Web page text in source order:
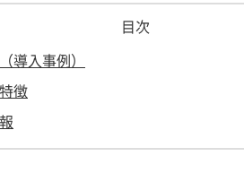
目次
導入事例）
徴